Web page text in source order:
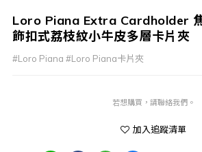
Loro Piana Extra Cardholder
飾扣式荔枝紋小牛皮多層卡片夾
#Loro Piana #Loro Piana卡片夾
若想購買，請聯絡我們。
加入追蹤清單